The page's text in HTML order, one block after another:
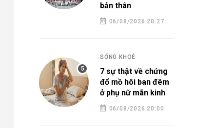
bản thân
06/08/2026 20:27
SỐNG KHOẺ
7 sự thật về chứng
đổ mồ hôi ban đêm
ở phụ nữ mãn kinh
06/08/2026 20:00